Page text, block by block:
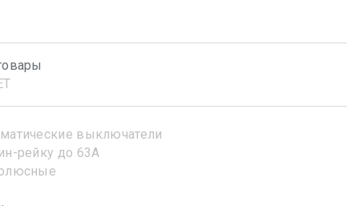
выключатели
рейку до 63А